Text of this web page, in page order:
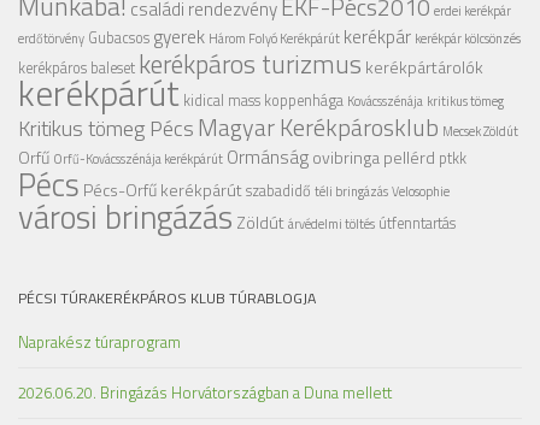
családi rendezvény
erdei kerékpár
erdőtörvény Gubacsos gyerek Három Folyó Kerékpárút kerékpár kerékpár kölcsönzés
kerékpáros baleset kerékpáros turizmus kerékpártárolók
kerékpárút kidical mass koppenhága Kovácsszénája kritikus tömeg
Kritikus tömeg PécsMagyar Kerékpárosklub Mecsek Zöldút
Orfű Orfű-Kovácsszénája kerékpárút Ormánságovibringapellérd ptkk
Pécs Pécs-Orfű kerékpárútszabadidő téli bringázásVelosophie
városi bringázás Zöldútárvédelmi töltés útfenntartás
PÉCSI TÚRAKERÉKPÁROS KLUB TÚRABLOGJA
Naprakész túraprogram
2026.06.20. Bringázás Horvátországban a Duna mellett